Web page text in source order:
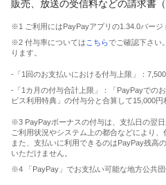
販売、放送の受信料などの請求書
※1 ご利用にはPayPayアプリの1.34.0バージ
※2 付与率については こちらでご確認下さい
ります。
-「1回のお支払いにおける付与上限」：
-「1カ月の付与合計上限」：「PayPayでの
ビス利用特典」の付与分と合算して15,000円
※3 PayPayボーナスの付与は、支払日の翌
ご利用状況やシステム上の都合などにより、
また、支払いに利用できるのはPayPay残高
いただけません。
※4 「PayPay」でお支払い可能な地方公共